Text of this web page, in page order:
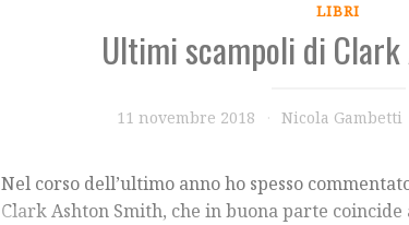
LIBRI
Ultimi scampoli di
11 novembre 2018 Nicola Gambetti
Nel corso dell’ultimo anno ho spesso
Clark Ashton Smith, che in buona parte coincide